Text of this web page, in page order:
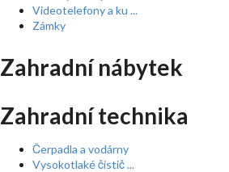
Videotelefony a ku ...
Zámky
Zahradní nábytek
Zahradní technika
Čerpadla a vodárny
Vysokotlaké čistič ...